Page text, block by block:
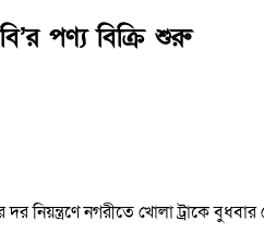
পণ্য বিক্রি শুরু
নিয়ন্ত্রণে নগরীতে খোলা ট্রাকে